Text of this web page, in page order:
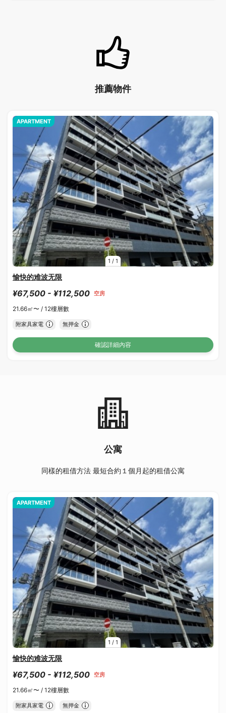
推薦物件
1 / 1
APARTMENT
愉快的难波无限
¥67,500 - ¥112,500 空房
21.66㎡〜 / 12樓層數
附家具家電 無押金
確認詳細內容
公寓
同樣的租借方法 最短合約１個月起的租借公寓
1 / 1
APARTMENT
愉快的难波无限
¥67,500 - ¥112,500 空房
21.66㎡〜 / 12樓層數
附家具家電 無押金